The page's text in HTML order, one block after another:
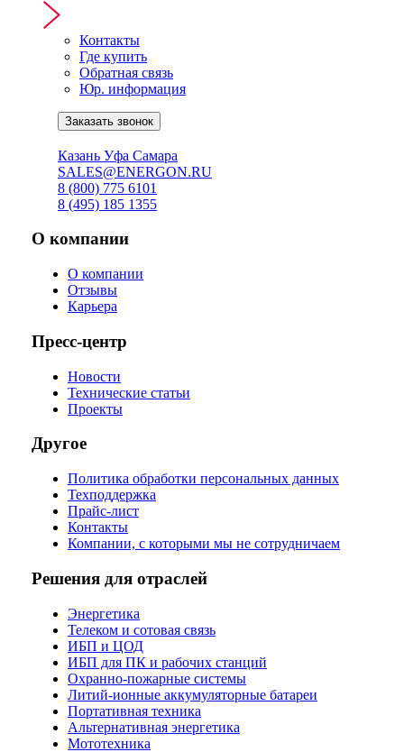
Контакты
Где купить
Обратная связь
Юр. информация
Заказать звонок
Казань Уфа Самара
SALES@ENERGON.RU
8 (800) 775 6101
8 (495) 185 1355
О компании
О компании
Отзывы
Карьера
Пресс-центр
Новости
Технические статьи
Проекты
Другое
Политика обработки персональных данных
Техподдержка
Прайс-лист
Контакты
Компании, с которыми мы не сотрудничаем
Решения для отраслей
Энергетика
Телеком и сотовая связь
ИБП и ЦОД
ИБП для ПК и рабочих станций
Охранно-пожарные системы
Литий-ионные аккумуляторные батареи
Портативная техника
Альтернативная энергетика
Мототехника